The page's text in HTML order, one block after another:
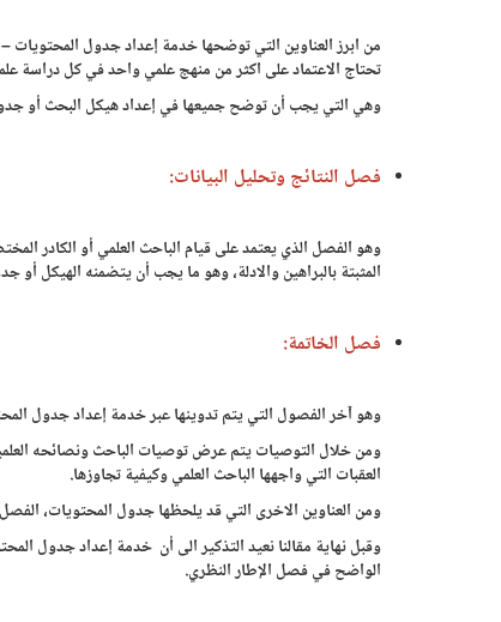
من ابرز العناوين التي توضحها خدمة إعداد جدول المحتويات –
تحتاج الاعتماد على اكثر من منهج علمي واحد في كل دراسة
وهي التي يجب أن توضح جميعها في إعداد هيكل البحث أو
فصل النتائج وتحليل البيانات:
وهو الفصل الذي يعتمد على قيام الباحث العلمي أو الكادر
المثبتة بالبراهين والادلة، وهو ما يجب أن يتضمنه الهيكل أو
فصل الخاتمة:
وهو آخر الفصول التي يتم تدوينها عبر خدمة إعداد جدول
ومن خلال التوصيات يتم عرض توصيات الباحث ونصائحه العلمية
العقبات التي واجهها الباحث العلمي وكيفية تجاوزها.
ومن العناوين الاخرى التي قد يلحظها جدول المحتويات،
وقبل نهاية مقالنا نعيد التذكير الى أن خدمة إعداد جدول
الواضح في فصل الإطار النظري.